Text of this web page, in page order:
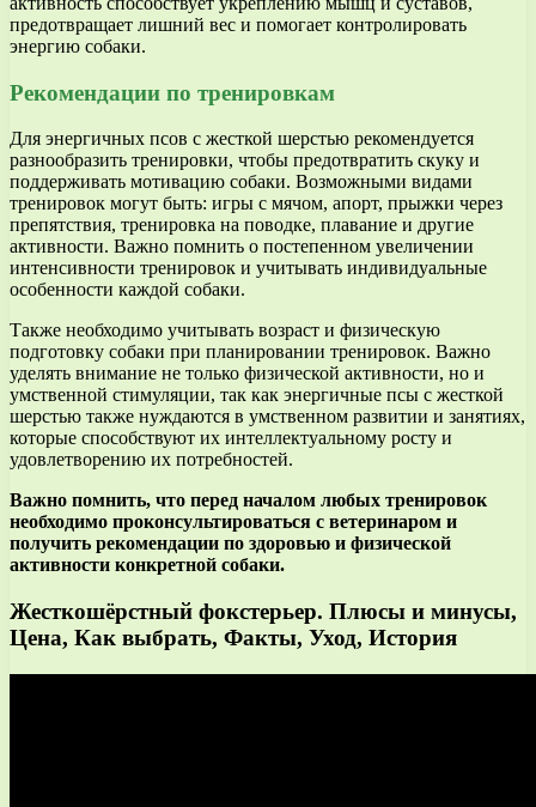
предотвращает лишний вес и помогает контролировать
энергию собаки.
Рекомендации по тренировкам
Для энергичных псов с жесткой шерстью рекомендуется
разнообразить тренировки, чтобы предотвратить скуку и
поддерживать мотивацию собаки. Возможными видами
тренировок могут быть: игры с мячом, апорт, прыжки через
препятствия, тренировка на поводке, плавание и другие
активности. Важно помнить о постепенном увеличении
интенсивности тренировок и учитывать индивидуальные
особенности каждой собаки.
Также необходимо учитывать возраст и физическую
подготовку собаки при планировании тренировок. Важно
уделять внимание не только физической активности, но и
умственной стимуляции, так как энергичные псы с жесткой
шерстью также нуждаются в умственном развитии и занятиях,
которые способствуют их интеллектуальному росту и
удовлетворению их потребностей.
Важно помнить, что перед началом любых тренировок
необходимо проконсультироваться с ветеринаром и
получить рекомендации по здоровью и физической
активности конкретной собаки.
Жесткошёрстный фокстерьер. Плюсы и минусы,
Цена, Как выбрать, Факты, Уход, История